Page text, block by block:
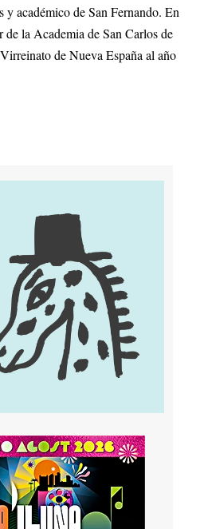
académico de San Fernando. En
la Academia de San Carlos de
de Nueva España al año